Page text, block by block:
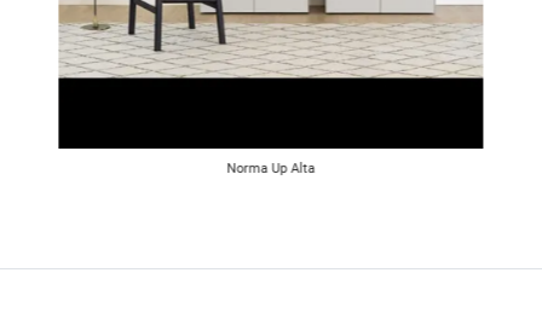
Norma Up Alta